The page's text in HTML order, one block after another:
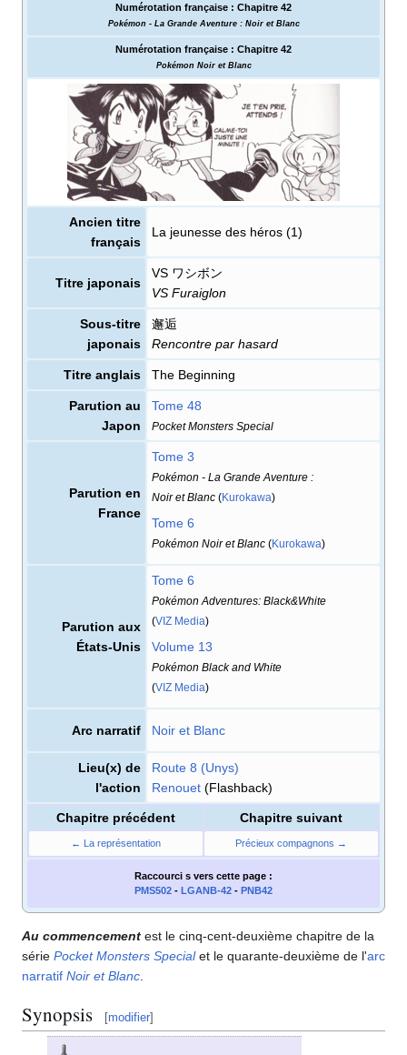
Numérotation française : Chapitre 42
Pokémon - La Grande Aventure : Noir et Blanc
Numérotation française : Chapitre 42
Pokémon Noir et Blanc
Ancien titre
français
La jeunesse des héros (1)
Titre japonais
VS ワシボン
VS Furaiglon
Sous-titre
japonais
邂逅
Rencontre par hasard
Titre anglais The Beginning
Parution au
Japon
Tome 48
Pocket Monsters Special
Parution en
France
Tome 3
Pokémon - La Grande Aventure :
Noir et Blanc (Kurokawa)
Tome 6
Pokémon Noir et Blanc (Kurokawa)
Parution aux
États-Unis
Tome 6
Pokémon Adventures: Black&White
(VIZ Media)
Volume 13
Pokémon Black and White
(VIZ Media)
Arc narratif Noir et Blanc
Lieu(x) de
l'action
Route 8 (Unys)
Renouet (Flashback)
Chapitre précédent Chapitre suivant
← La représentation Précieux compagnons →
Raccourci s vers cette page :
PMS502 - LGANB-42 - PNB42
Au commencement est le cinq-cent-deuxième chapitre de la
série Pocket Monsters Specialet le quarante-deuxième de l'arc
narratif Noir et Blanc
Synopsis [modifier]